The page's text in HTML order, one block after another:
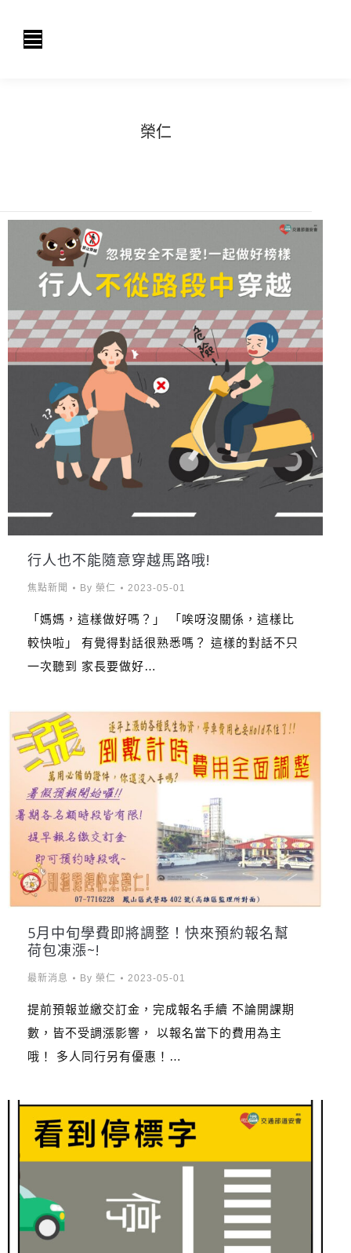
榮仁
行人也不能隨意穿越馬路哦!
焦點新聞 By 榮仁 2023-05-01
「媽媽，這樣做好嗎？」 「唉呀沒關係，這樣比
較快啦」 有覺得對話很熟悉嗎？ 這樣的對話不只
一次聽到 家長要做好…
5月中旬學費即將調整！快來預約報名幫
荷包凍漲~!
最新消息 By 榮仁 2023-05-01
提前預報並繳交訂金，完成報名手續 不論開課期
數，皆不受調漲影響， 以報名當下的費用為主
哦！ 多人同行另有優惠！…